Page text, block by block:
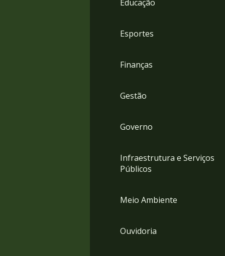
Educação
Esportes
Finanças
Gestão
Governo
Infraestrutura e Serviços
Públicos
Meio Ambiente
Ouvidoria